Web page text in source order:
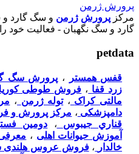
پرورش ژرمن
مرکز پرورش ژرمن و سگ گارد و
گارد و سگ نگهبان - فعاليت خود
petdata
قفس همستر ، پرورش سگ
زرد قفا ، فروش طوطی
مالتی کراک ،توله ژرمن ،
دامپزشکی ، مرکز پرورش و
قناري جيبوس
، دومین
آموزش حیوانات اهلی ،
خالدار
،فروش عروس هلندی